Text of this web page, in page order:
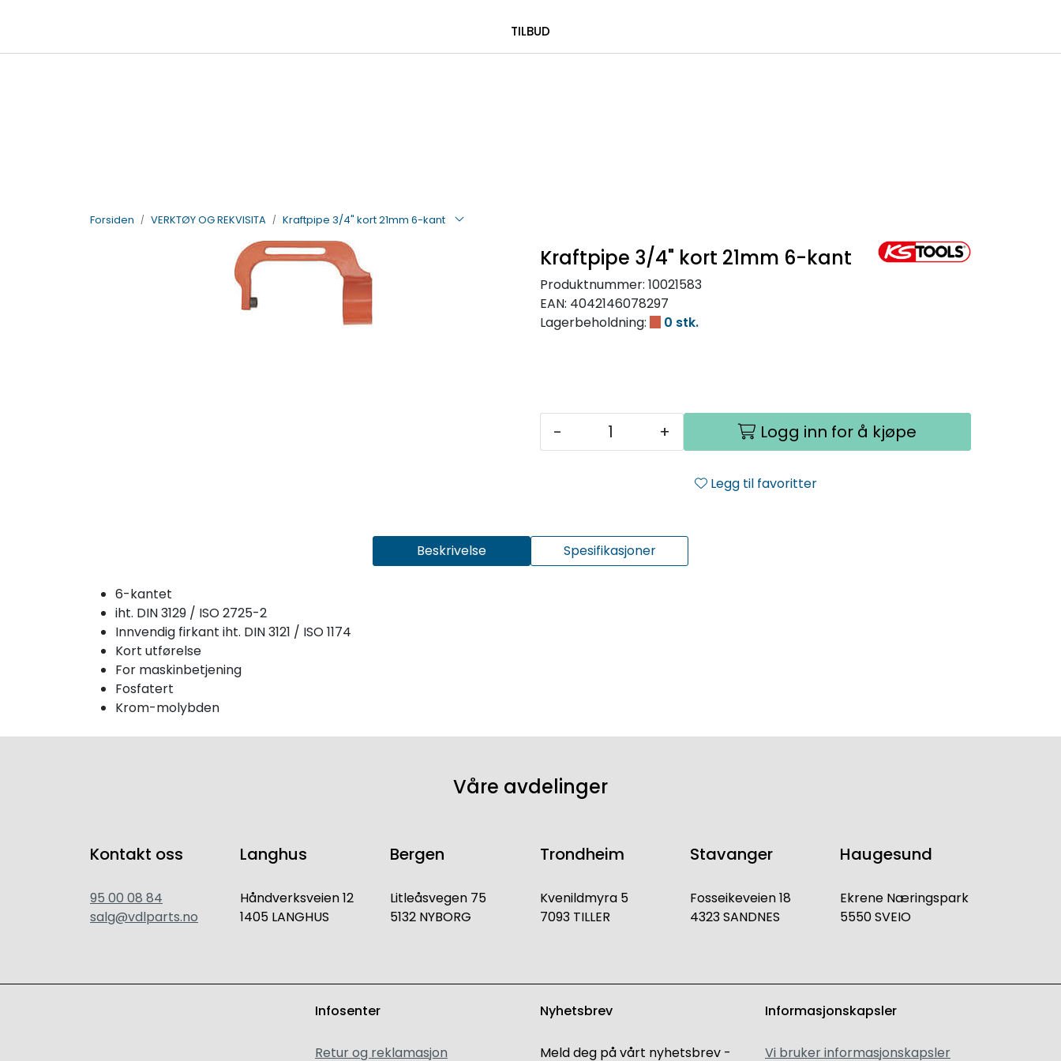
TILBUD
Forsiden VERKTØY OG REKVISITA Kraftpipe 3/4" kort 21mm 6-kant
Kraftpipe 3/4" kort 21mm 6-kant
Produktnummer: 10021583
EAN: 4042146078297
Lagerbeholdning:
0 stk.
- + Logg inn for å kjøpe
Legg til favoritter
Beskrivelse Spesifikasjoner
6-kantet
iht. DIN 3129 / ISO 2725-2
Innvendig firkant iht. DIN 3121 / ISO 1174
Kort utførelse
For maskinbetjening
Fosfatert
Krom-molybden
Våre avdelinger
Kontakt oss
95 00 08 84
salg@vdlparts.no
Langhus
Håndverksveien 12
1405 LANGHUS
Bergen
Litleåsvegen 75
5132 NYBORG
Trondheim
Kvenildmyra 5
7093 TILLER
Stavanger
Fosseikeveien 18
4323 SANDNES
Haugesund
Ekrene Næringspark
5550 SVEIO
Infosenter
Retur og reklamasjon
Nyhetsbrev
Meld deg på vårt nyhetsbrev -
Informasjonskapsler
Vi bruker informasjonskapsler